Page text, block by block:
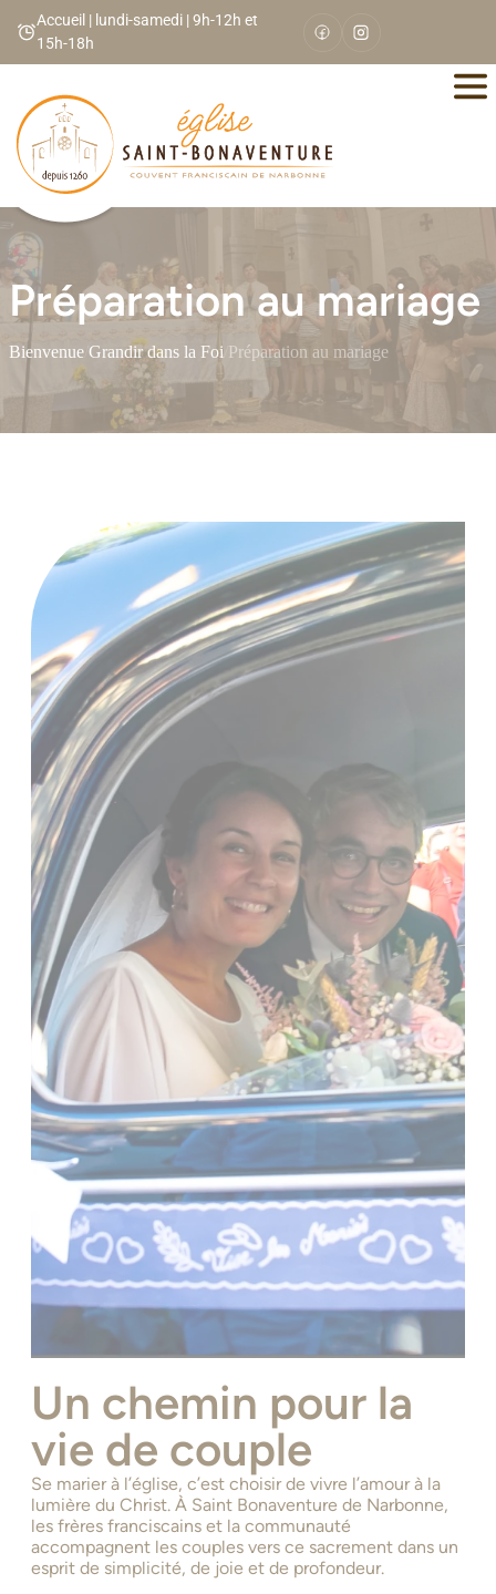
Panneau de gestion des cookies
Accueil | lundi-samedi | 9h-12h et
15h-18h
Préparation au mariage
Bienvenue Grandir dans la Foi Préparation au mariage
Un chemin pour la
vie de couple
Se marier à l’église, c’est choisir de vivre l’amour à la
lumière du Christ. À Saint Bonaventure de Narbonne,
les frères franciscains et la communauté
accompagnent les couples vers ce sacrement dans un
esprit de simplicité, de joie et de profondeur.